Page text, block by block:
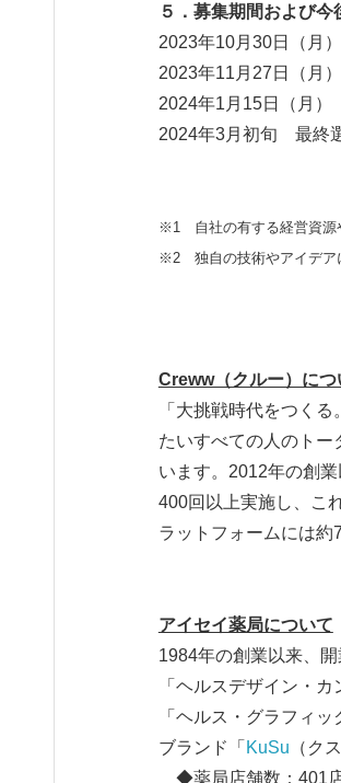
５．募集期間および
2023年10月30日（月
2023年11月27日（月
2024年1月15日（月
2024年3月初旬 最終
※1 自社の有する経営資源
※2 独自の技術やアイデア
Creww（クルー）につ
「大挑戦時代をつく
たいすべての人のトー
います。2012年の創
400回以上実施し、こ
ラットフォームには約
アイセイ薬局について
1984年の創業以来、
「ヘルスデザイン・
「ヘルス・グラフィ
ブランド「 KuSu （ク
◆薬局店舗数：401店